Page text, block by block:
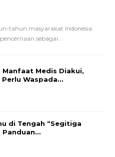
tahun masyarakat Indonesia
sebagai…
Manfaat Medis Diakui,
Perlu Waspada…
di Tengah “Segitiga
Panduan…